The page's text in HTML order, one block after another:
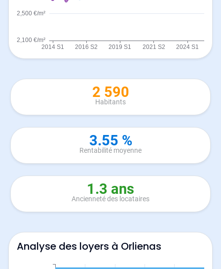
2 590
Habitants
3.55 %
Rentabilité moyenne
1.3 ans
Ancienneté des locataires
Analyse des loyers à Orlienas